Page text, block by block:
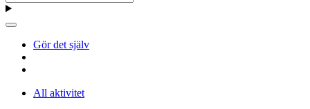
Gör det själv
All aktivitet